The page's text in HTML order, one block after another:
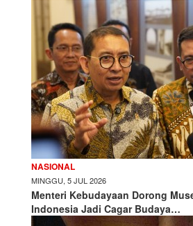
NASIONAL
MINGGU, 5 JUL 2026
Menteri Kebudayaan Dorong
Indonesia Jadi Cagar Budaya…